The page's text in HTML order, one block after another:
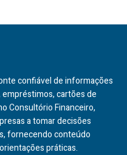
confiável de informações
cartões de
Consultório Financeiro,
a tomar decisões
fornecendo conteúdo
práticas.